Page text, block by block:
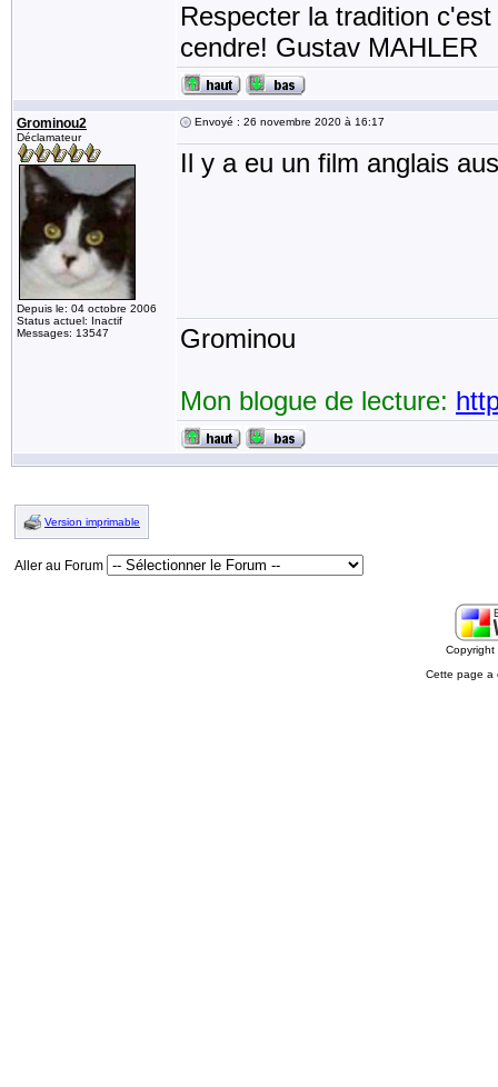
Respecter la tradition
cendre! Gustav MAHLER
Grominou2
Déclamateur
Depuis le: 04 octobre 2006
Status actuel: Inactif
Messages: 13547
Envoyé : 26 novembre 2020 à 16:17
Il y a eu un film anglais
Grominou
Mon blogue de lecture:
Version imprimable
Aller au Forum
Cette page a